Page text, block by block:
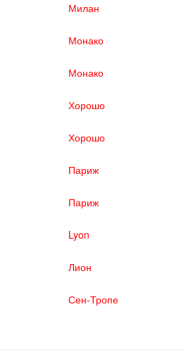
Милан
Монако
Монако
Хорошо
Хорошо
Париж
Париж
Lyon
Лион
Сен-Тропе